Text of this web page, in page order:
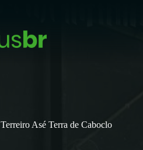
Terreiro Asé Terra de Caboclo